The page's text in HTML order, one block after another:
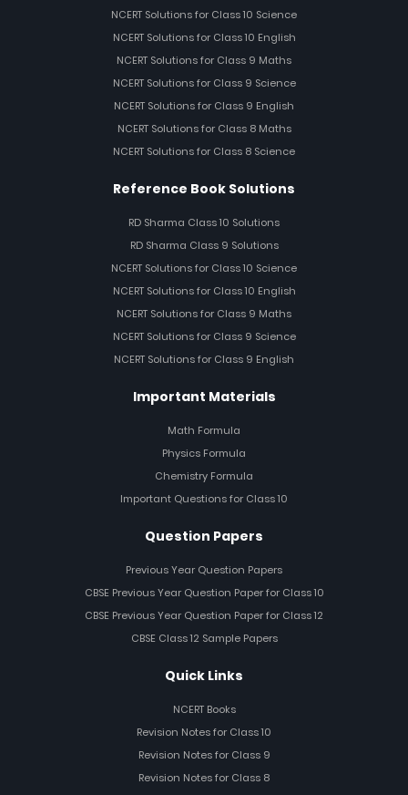
NCERT Solutions for Class 10 Science
NCERT Solutions for Class 10 English
NCERT Solutions for Class 9 Maths
NCERT Solutions for Class 9 Science
NCERT Solutions for Class 9 English
NCERT Solutions for Class 8 Maths
NCERT Solutions for Class 8 Science
Reference Book Solutions
RD Sharma Class 10 Solutions
RD Sharma Class 9 Solutions
NCERT Solutions for Class 10 Science
NCERT Solutions for Class 10 English
NCERT Solutions for Class 9 Maths
NCERT Solutions for Class 9 Science
NCERT Solutions for Class 9 English
Important Materials
Math Formula
Physics Formula
Chemistry Formula
Important Questions for Class 10
Question Papers
Previous Year Question Papers
CBSE Previous Year Question Paper for Class 10
CBSE Previous Year Question Paper for Class 12
CBSE Class 12 Sample Papers
Quick Links
NCERT Books
Revision Notes for Class 10
Revision Notes for Class 9
Revision Notes for Class 8